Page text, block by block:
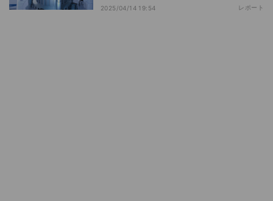
2025/04/14 19:54 レポート